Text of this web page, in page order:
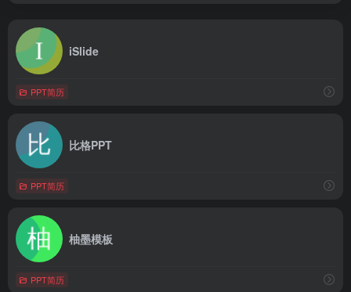
iSlide
PPT简历
比格PPT
PPT简历
柚墨模板
PPT简历